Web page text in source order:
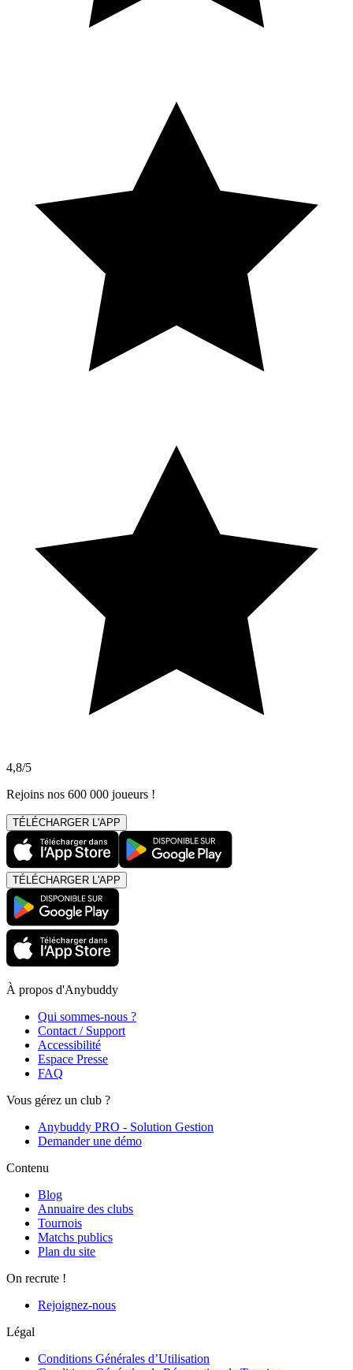
4,8/5
Rejoins nos 600 000 joueurs !
TÉLÉCHARGER L'APP
TÉLÉCHARGER L'APP
À propos d'Anybuddy
Qui sommes-nous ?
Contact / Support
Accessibilité
Espace Presse
FAQ
Vous gérez un club ?
Anybuddy PRO - Solution Gestion
Demander une démo
Contenu
Blog
Annuaire des clubs
Tournois
Matchs publics
Plan du site
On recrute !
Rejoignez-nous
Légal
Conditions Générales d’Utilisation